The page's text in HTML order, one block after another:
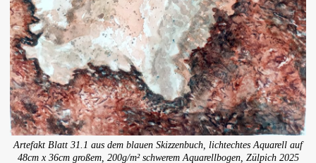
Artefakt Blatt 31.1 aus dem blauen Skizzenbuch, lichtechtes Aquarell auf
48cm x 36cm großem, 200g/m² schwerem Aquarellbogen, Zülpich 2025